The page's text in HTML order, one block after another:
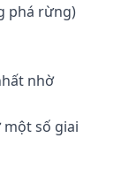
phá rừng)
nhờ
một số giai